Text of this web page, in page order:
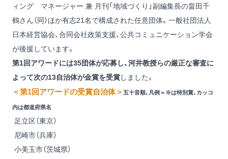
ィング マネージャー 兼 月刊「地域づくり」副編集長の畠田千
鶴さん（同）ほか有志21名で構成された任意団体。一般社団法人
日本経営協会、合同会社政策支援、公共コミュニケーション学会
が後援しています。
第1回アワードには35団体が応募し、河井教授らの厳正な審査に
よって次の13自治体が金賞を受賞しました。
＜第1回アワードの受賞自治体＞ 五十音順、凡例＝※は特別賞、カッコ
内は都道府県名
足立区（東京）
尼崎市（兵庫）
小美玉市（茨城県）